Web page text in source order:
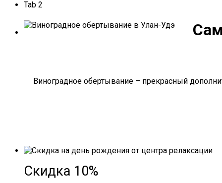
Tab 2
Виноградное обертывание – прекрасный
Скидка 10%